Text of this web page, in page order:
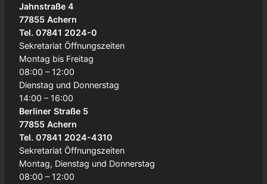
Jahnstraße 4
77855 Achern
Tel. 07841 2024-0
Sekretariat Öffnungszeiten
Montag bis Freitag
08:00 – 12:00
Dienstag und Donnerstag
14:00 – 16:00
Berliner Straße 5
77855 Achern
Tel. 07841 2024-4310
Sekretariat Öffnungszeiten
Montag, Dienstag und Donnerstag
08:00 – 12:00